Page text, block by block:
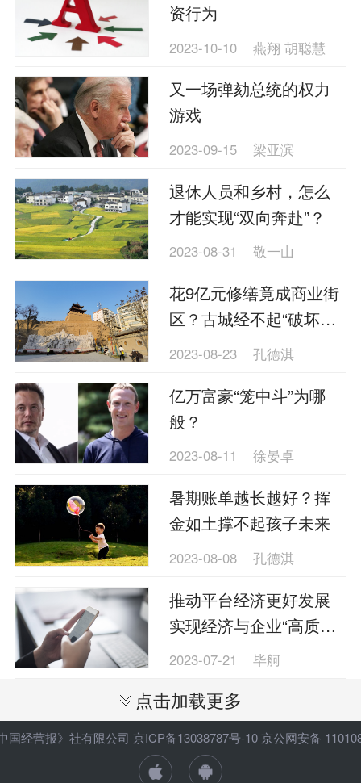
资行为
2023-10-10 燕翔 胡聪慧
又一场弹劾总统的权力
游戏
2023-09-15 梁亚滨
退休人员和乡村，怎么
才能实现“双向奔赴”？
2023-08-31 敬一山
花9亿元修缮竟成商业街
区？古城经不起“破坏式
抢救”
2023-08-23 孔德淇
亿万富豪“笼中斗”为哪
般？
2023-08-11 徐晏卓
暑期账单越长越好？挥
金如土撑不起孩子未来
2023-08-08 孔德淇
推动平台经济更好发展
实现经济与企业“高质量
双赢”
2023-07-21 毕舸
点击加载更多
国经营报》社有限公司 京ICP备13038787号-10京公网安备